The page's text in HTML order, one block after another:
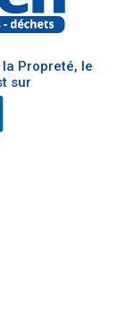
Propreté, le
sur